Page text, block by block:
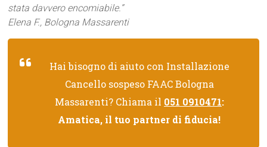
stata davvero encomiabile.”
Elena F., Bologna Massarenti
Hai bisogno di aiuto con Installazione
Cancello sospeso FAAC Bologna
Massarenti? Chiama il 051 0910471:
Amatica, il tuo partner di fiducia!